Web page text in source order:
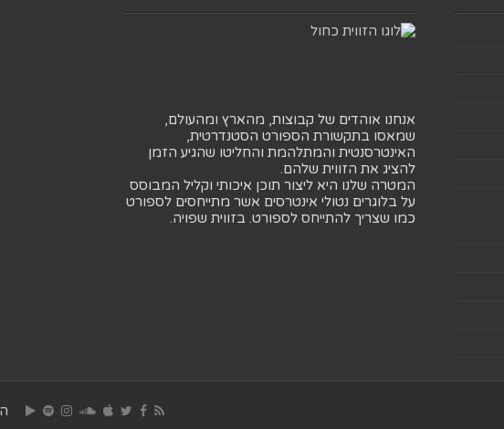
אנחנו אוהדים של קבוצות, מהארץ ומהעולם,
שמאסו בתקשורת הספורט הסטנדרטית,
האינטרסנטית והמתלהמת והחליטו שהגיע הזמן
להציג את הזווית שלהם.
המטרה שלנו היא ליצור תוכן איכותי וקליל המבוסס
על בלוגרים נטולי אינטרסים אשר מתייחסים לספורט
כמו שצריך להתייחס לספורט. בזווית שפויה.